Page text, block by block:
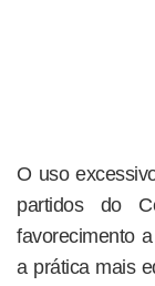
O uso
partidos do
favorecimento
a prática mais